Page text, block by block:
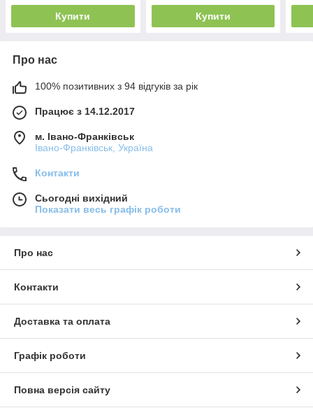
Купити Купити
Про нас
100% позитивних з 94 відгуків за рік
Працює з 14.12.2017
м. Івано-Франківськ
Івано-Франківськ, Україна
Контакти
Сьогодні вихідний
Показати весь графік роботи
Про нас
Контакти
Доставка та оплата
Графік роботи
Повна версія сайту